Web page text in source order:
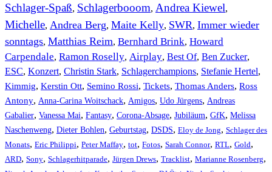
Schlager-Spaß, Schlagerbooom, Andrea Kiewel,
Michelle, Andrea Berg, Maite Kelly, SWR, Immer wieder
sonntags, Matthias Reim, Bernhard Brink, Howard
Carpendale, Ramon Roselly, Airplay, Best Of, Ben Zucker,
ESC, Konzert, Christin Stark, Schlagerchampions, Stefanie Hertel,
Kimmig, Kerstin Ott, Semino Rossi, Tickets, Thomas Anders, Ross
Antony, Anna-Carina Woitschack, Amigos, Udo Jürgens, Andreas
Gabalier, Vanessa Mai, Fantasy, Corona-Absage, Jubiläum, GfK, Melissa
Naschenweng, Dieter Bohlen, Geburtstag, DSDS, Eloy de Jong, Schlager des
Monats, Eric Philippi, Peter Maffay, tot, Fotos, Sarah Connor, RTL, Gold,
ARD, Sony, Schlagerhitparade, Jürgen Drews, Tracklist, Marianne Rosenberg,